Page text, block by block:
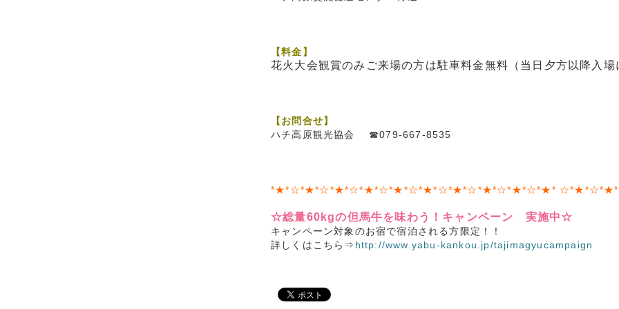
【料金】
花火大会観賞のみご来場の方は駐車料金無料（当日夕方以降入場
【お問合せ】
ハチ高原観光協会 ☎079-667-8535
*★*☆*★*☆*★*☆*★*☆*★*☆*★*☆*★*☆*★*☆*★*☆*★* ☆*★*☆*★*
☆総量60kgの但馬牛を味わう！キャンペーン 実施中☆
キャンペーン対象のお宿で宿泊される方限定！！
詳しくはこちら⇒ http://www.yabu-kankou.jp/tajimagyucampaign